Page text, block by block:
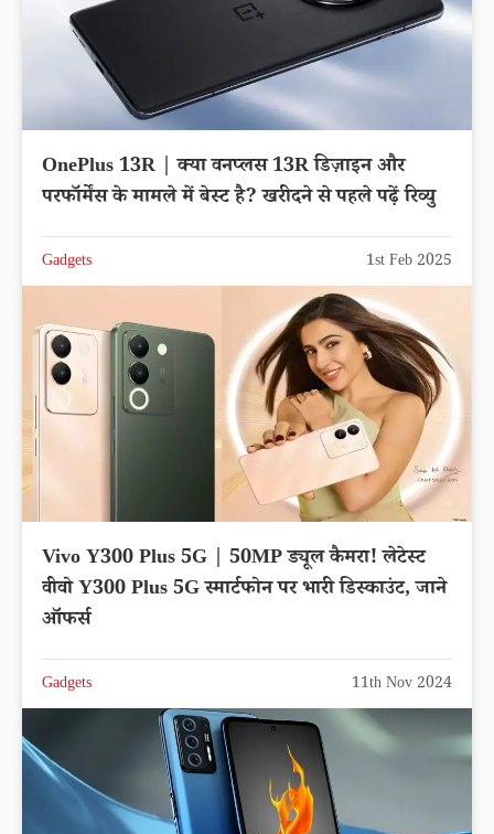
OnePlus 13R | क्या वनप्लस 13R डिज़ाइन और
परफॉर्मेंस के मामले में बेस्ट है? खरीदने से पहले पढ़ें रिव्यु
Gadgets 1st Feb 2025
Vivo Y300 Plus 5G | 50MP ड्यूल कैमरा! लेटेस्ट
वीवो Y300 Plus 5G स्मार्टफोन पर भारी डिस्काउंट, जाने
ऑफर्स
Gadgets 11th Nov 2024